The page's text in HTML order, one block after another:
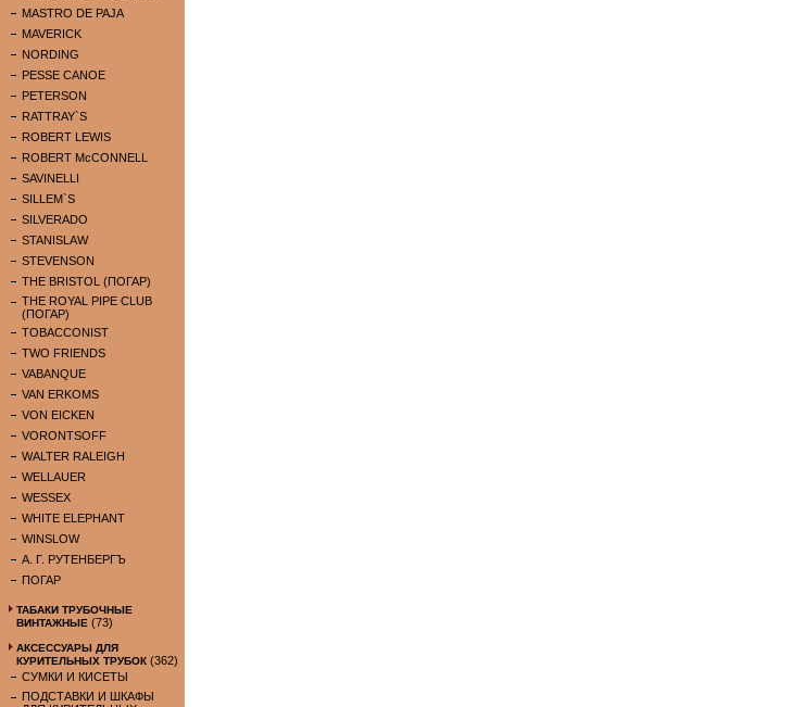
MASTRO DE PAJA
MAVERICK
NORDING
PESSE CANOE
PETERSON
RATTRAY`S
ROBERT LEWIS
ROBERT McCONNELL
SAVINELLI
SILLEM`S
SILVERADO
STANISLAW
STEVENSON
THE BRISTOL (ПОГАР)
THE ROYAL PIPE CLUB
(ПОГАР)
TOBACCONIST
TWO FRIENDS
VABANQUE
VAN ERKOMS
VON EICKEN
VORONTSOFF
WALTER RALEIGH
WELLAUER
WESSEX
WHITE ELEPHANT
WINSLOW
А. Г. РУТЕНБЕРГЪ
ПОГАР
ТАБАКИ ТРУБОЧНЫЕ
ВИНТАЖНЫЕ (73)
АКСЕССУАРЫ ДЛЯ
КУРИТЕЛЬНЫХ ТРУБОК (362)
СУМКИ И КИСЕТЫ
ПОДСТАВКИ И ШКАФЫ